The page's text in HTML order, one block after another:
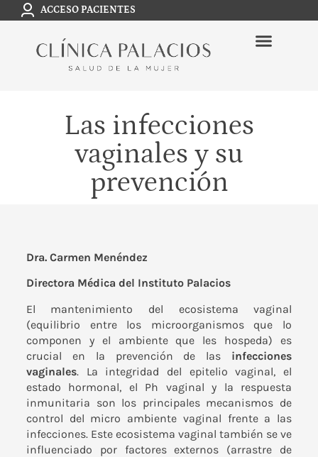
ACCESO PACIENTES
Las infecciones
vaginales y su
prevención
Dra. Carmen Menéndez
Directora Médica del Instituto Palacios
El mantenimiento del ecosistema vaginal
(equilibrio entre los microorganismos que lo
componen y el ambiente que les hospeda) es
crucial en la prevención de las infecciones
vaginales. La integridad del epitelio vaginal, el
estado hormonal, el Ph vaginal y la respuesta
inmunitaria son los principales mecanismos de
control del micro ambiente vaginal frente a las
infecciones. Este ecosistema vaginal también se ve
influenciado por factores externos (arrastre de